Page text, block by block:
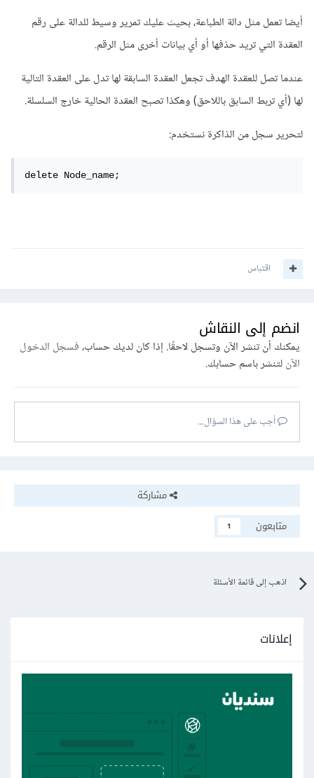
أيضا تعمل مثل دالة الطباعة، بحيث عليك تمرير وسيط للدالة على رقم
العقدة التي تريد حذفها أو أي بيانات أخرى مثل الرقم.
عندما تصل للعقدة الهدف تجعل العقدة السابقة لها تدل على العقدة التالية
لها (أي تربط السابق باللاحق) وهكذا تصبح العقدة الحالية خارج السلسلة.
لتحرير سجل من الذاكرة نستخدم:
delete Node_name;
اقتباس
انضم إلى النقاش
يمكنك أن تنشر الآن وتسجل لاحقًا. إذا كان لديك حساب،فسجل الدخول
الآنلتنشر باسم حسابك.
أجب على هذا السؤال...
مشاركة
متابعون
1
اذهب إلى قائمة الأسئلة
إعلانات